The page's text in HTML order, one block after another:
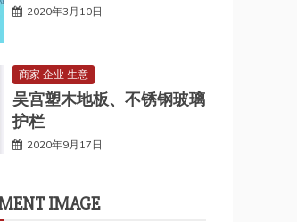
2020年3月10日
商家 企业 生意
吴宫塑木地板、不锈钢玻璃
护栏
2020年9月17日
IMAGE